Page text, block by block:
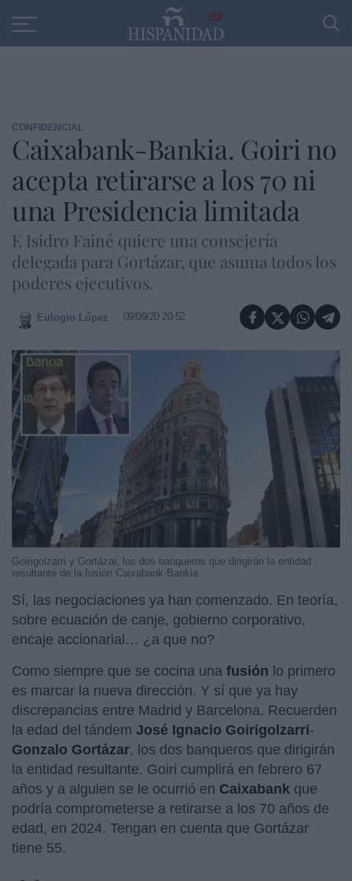
30
CONFIDENCIAL
Caixabank-Bankia. Goiri no
acepta retirarse a los 70 ni
una Presidencia limitada
E Isidro Fainé quiere una consejería
delegada para Gortázar, que asuma todos los
poderes ejecutivos.
Eulogio López 09/09/20 20:52
Goirigolzarri y Gortázar, los dos banqueros que dirigirán la entidad
resultante de la fusión Caixabank-Bankia
Sí, las negociaciones ya han comenzado. En teoría,
sobre ecuación de canje, gobierno corporativo,
encaje accionarial… ¿a que no?
Como siempre que se cocina una fusión lo primero
es marcar la nueva dirección. Y sí que ya hay
discrepancias entre Madrid y Barcelona. Recuerden
la edad del tándem José Ignacio Goirigolzarri-
Gonzalo Gortázar, los dos banqueros que dirigirán
la entidad resultante. Goiri cumplirá en febrero 67
años y a alguien se le ocurrió en Caixabank que
podría comprometerse a retirarse a los 70 años de
edad, en 2024. Tengan en cuenta que Gortázar
tiene 55.